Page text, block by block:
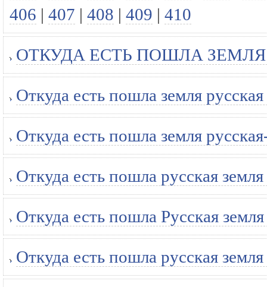
406 | 407 | 408 | 409 | 410
ОТКУДА ЕСТЬ ПОШЛА ЗЕМЛЯ
Откуда есть пошла земля
Откуда есть пошла земля
Откуда есть пошла русская
Откуда есть пошла Русская
Откуда есть пошла русская